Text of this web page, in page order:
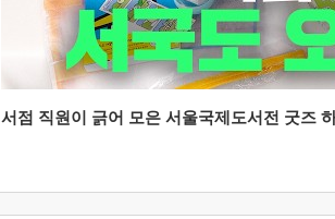
서점 직원이 긁어 모은 서울국제도서전 굿즈